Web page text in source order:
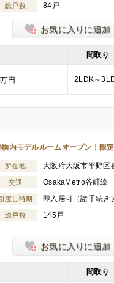
総戸数 84戸
お気に入りに追加
間取り
万円 2LDK～
物内モデルルームオープン！限
所在地 大阪府大阪市平野区
交通 OsakaMetro谷町線
渡し時期 即入居可（諸手続き
総戸数 145戸
お気に入りに追加
間取り